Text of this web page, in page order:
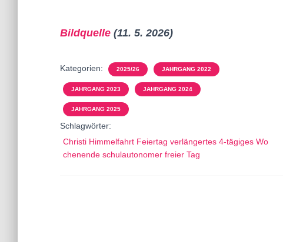
Bildquelle (11. 5. 2026)
Kategorien: 2025/26 JAHRGANG 2022
JAHRGANG 2023 JAHRGANG 2024
JAHRGANG 2025
Schlagwörter:
Christi Himmelfahrt Feiertag verlängertes 4-tägiges Wo
chenende schulautonomer freier Tag